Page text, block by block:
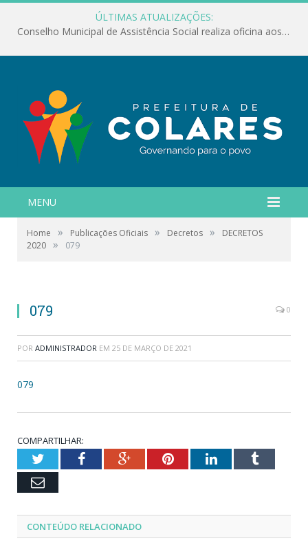
ÚLTIMAS ATUALIZAÇÕES:
Conselho Municipal de Assistência Social realiza oficina aos servidores
MENU
Home » Publicações Oficiais » Decretos »
DECRETOS
2020 » 079
079 0
POR ADMINISTRADOR EM 25 DE MARÇO DE 2021
079
COMPARTILHAR:
TwitterFacebookGoogle+PinterestLinkedInTumblr
Email
CONTEÚDO RELACIONADO